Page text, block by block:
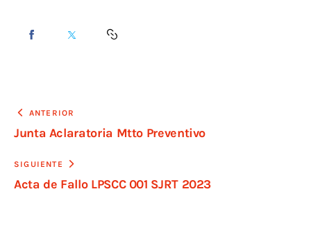
ANTERIOR
Junta Aclaratoria Mtto Preventivo
SIGUIENTE
Acta de Fallo LPSCC 001 SJRT 2023